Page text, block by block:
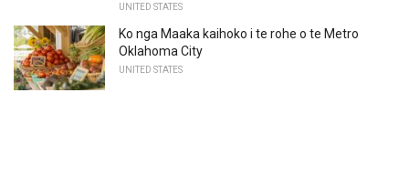
UNITED STATES
Ko nga Maaka kaihoko i te rohe o te Metro
Oklahoma City
UNITED STATES